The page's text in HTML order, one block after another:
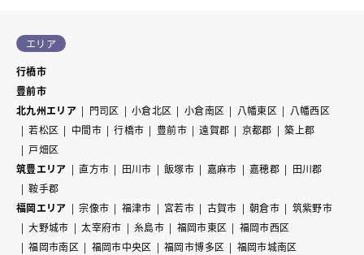
エリア
行橋市
豊前市
北九州エリア
門司区 小倉北区 小倉南区 八幡東区
八幡西区
若松区
中間市 行橋市 豊前市 遠賀郡 京都郡
築上郡
戸畑区
筑豊エリア
直方市 田川市 飯塚市 嘉麻市 嘉穂郡
田川郡
鞍手郡
福岡エリア
宗像市 福津市 宮若市 古賀市 朝倉市
筑紫野市
大野城市
太宰府市 糸島市 福岡市東区
福岡市西区
福岡市南区
福岡市中央区 福岡市博多区
福岡市城南区